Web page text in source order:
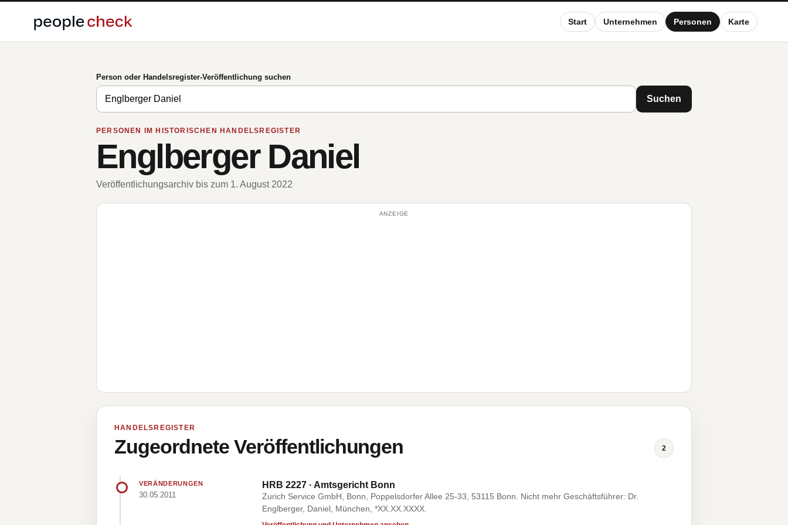
Start Unternehmen Personen Karte
Person oder Handelsregister-Veröffentlichung suchen
Suchen
PERSONEN IM HISTORISCHEN HANDELSREGISTER
Englberger Daniel
Veröffentlichungsarchiv bis zum 1. August 2022
ANZEIGE
HANDELSREGISTER
Zugeordnete Veröffentlichungen 2
VERÄNDERUNGEN
30.05.2011
HRB 2227 · Amtsgericht Bonn
Zurich Service GmbH, Bonn, Poppelsdorfer Allee 25-33, 53115 Bonn. Nicht mehr Geschäftsführer: Dr.
Englberger, Daniel, München, *XX.XX.XXXX.